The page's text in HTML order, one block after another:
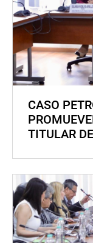
CASO
TITULAR